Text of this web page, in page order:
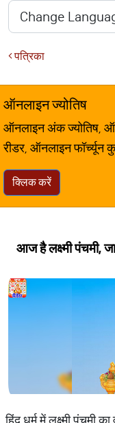
पत्रिका
ऑनलाइन ज्योतिष
ऑनलाइन अंक ज्योतिष,
रीडर, ऑनलाइन फॉर्च्यून
क्लिक करें
आज है लक्ष्मी पंचमी,